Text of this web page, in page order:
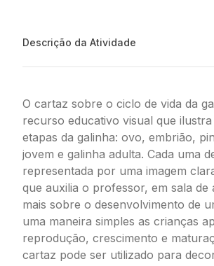
Descrição da Atividade
O cartaz sobre o ciclo de vida da
recurso educativo visual que
etapas da galinha: ovo, embrião,
jovem e galinha adulta. Cada uma
representada por uma imagem
que auxilia o professor, em sala de
mais sobre o desenvolvimento de
uma maneira simples as crianças
reprodução, crescimento e
cartaz pode ser utilizado para